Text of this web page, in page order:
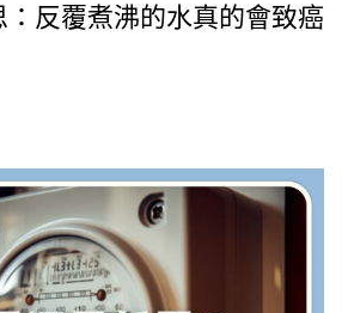
反覆煮沸的水真的會致癌